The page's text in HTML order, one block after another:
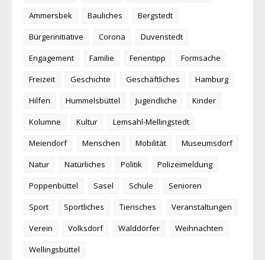
Ammersbek
Bauliches
Bergstedt
Bürgerinitiative
Corona
Duvenstedt
Engagement
Familie Ferientipp
Formsache
Freizeit
Geschichte Geschäftliches
Hamburg
Hilfen
Hummelsbüttel Jugendliche
Kinder
Kolumne
Kultur
Lemsahl-Mellingstedt
Meiendorf
Menschen Mobilität
Museumsdorf
Natur
Natürliches Politik
Polizeimeldung
Poppenbüttel
Sasel Schule
Senioren
Sport
Sportliches Tierisches
Veranstaltungen
Verein
Volksdorf Walddörfer
Weihnachten
Wellingsbüttel